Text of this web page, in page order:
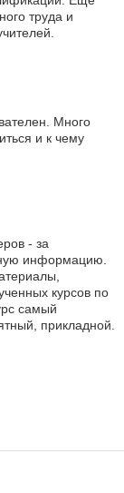
труда и
Много
и к чему
- за
информацию.
курсов по
самый
прикладной.